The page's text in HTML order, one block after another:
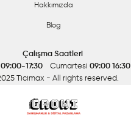
Hakkımızda
Blog
Çalışma Saatleri
09:00-17:30 Cumartesi 09:00 16:30
Ticimax - All rights reserved.